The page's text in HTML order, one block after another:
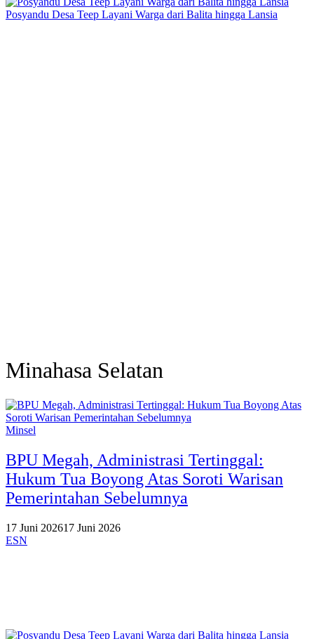
Posyandu Desa Teep Layani Warga dari Balita hingga Lansia
Minahasa Selatan
Minsel
BPU Megah, Administrasi Tertinggal:
Hukum Tua Boyong Atas Soroti Warisan
Pemerintahan Sebelumnya
17 Juni 202617 Juni 2026
ESN